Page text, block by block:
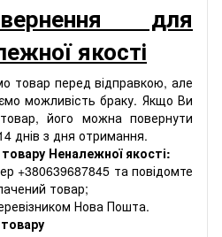
для
якості
товар перед відправкою, але
можливість браку. Якщо Ви
його можна повернути
днів з дня отримання.
Неналежної якості:
+380639687845 та повідомте
товар;
Нова Пошта.